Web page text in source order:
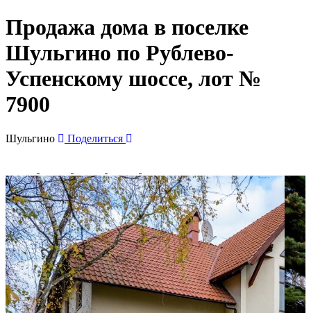
Продажа дома в поселке
Шульгино по Рублево-
Успенскому шоссе, лот №
7900
Шульгино Поделиться